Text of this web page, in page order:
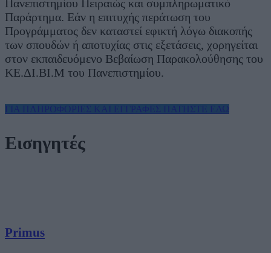
Πανεπιστημίου Πειραιώς και συμπληρωματικό
Παράρτημα. Εάν η επιτυχής περάτωση του
Προγράμματος δεν καταστεί εφικτή λόγω διακοπής
των σπουδών ή αποτυχίας στις εξετάσεις, χορηγείται
στον εκπαιδευόμενο Βεβαίωση Παρακολούθησης του
ΚΕ.ΔΙ.ΒΙ.Μ του Πανεπιστημίου.
ΓΙΑ ΠΛΗΡΟΦΟΡΙΕΣ ΚΑΙ ΕΓΓΡΑΦΕΣ ΠΑΤΗΣΤΕ ΕΔΩ
Εισηγητές
Primus